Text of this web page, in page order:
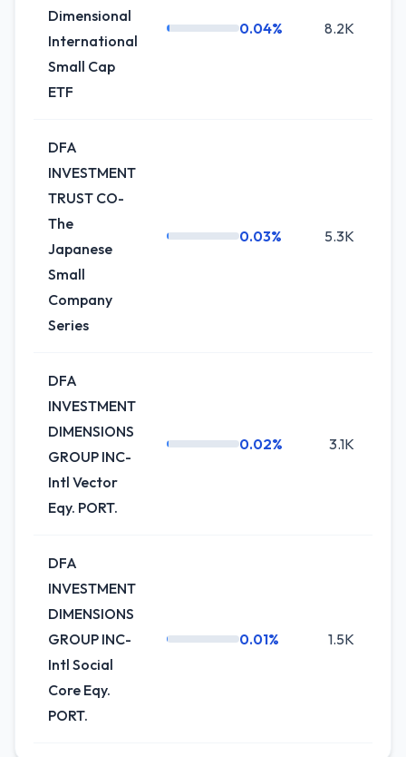
Dimensional
International
Small Cap
ETF
0.04% 8.2K
DFA
INVESTMENT
TRUST CO-
The
Japanese
Small
Company
Series
0.03% 5.3K
DFA
INVESTMENT
DIMENSIONS
GROUP INC-
Intl Vector
Eqy. PORT.
0.02% 3.1K
DFA
INVESTMENT
DIMENSIONS
GROUP INC-
Intl Social
Core Eqy.
PORT.
0.01% 1.5K